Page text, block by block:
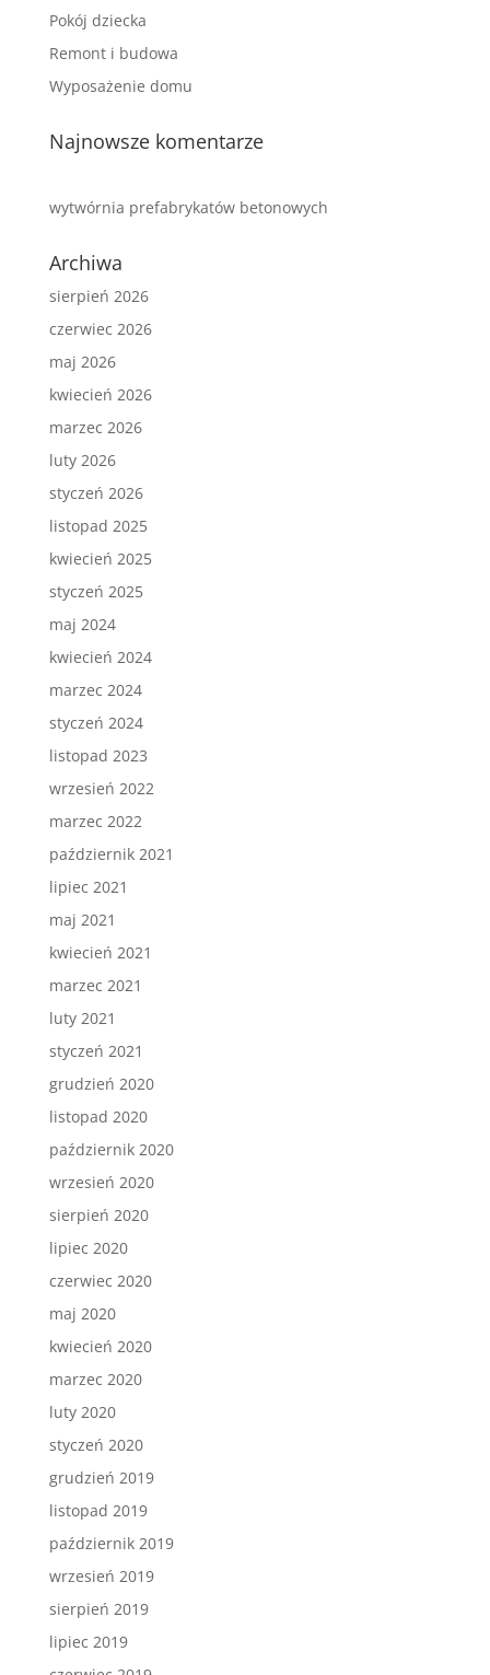
Pokój dziecka
Remont i budowa
Wyposażenie domu
Najnowsze komentarze
wytwórnia prefabrykatów betonowych
Archiwa
sierpień 2026
czerwiec 2026
maj 2026
kwiecień 2026
marzec 2026
luty 2026
styczeń 2026
listopad 2025
kwiecień 2025
styczeń 2025
maj 2024
kwiecień 2024
marzec 2024
styczeń 2024
listopad 2023
wrzesień 2022
marzec 2022
październik 2021
lipiec 2021
maj 2021
kwiecień 2021
marzec 2021
luty 2021
styczeń 2021
grudzień 2020
listopad 2020
październik 2020
wrzesień 2020
sierpień 2020
lipiec 2020
czerwiec 2020
maj 2020
kwiecień 2020
marzec 2020
luty 2020
styczeń 2020
grudzień 2019
listopad 2019
październik 2019
wrzesień 2019
sierpień 2019
lipiec 2019